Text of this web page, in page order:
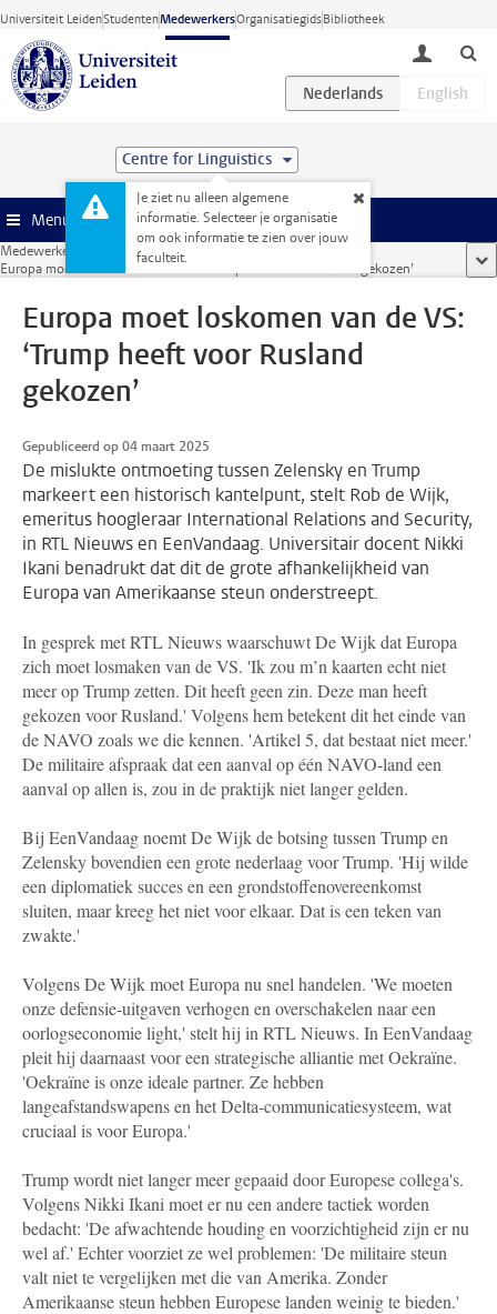
Ga direct naar de inhoud
Universiteit LeidenStudentenMedewerkersOrganisatiegidsBibliotheek
toggle
Centre for Linguistics
Je ziet nu alleen algemene
informatie. Selecteer je organisatie
om ook informatie te zien over jouw
faculteit.
Menu
Medewerkerswebsite
...
Europa moet loskomen van de VS: ‘Trump heeft voor Rusland gekozen’
Europa moet loskomen van de VS:
‘Trump heeft voor Rusland
gekozen’
Gepubliceerd op 04 maart 2025
De mislukte ontmoeting tussen Zelensky en Trump
markeert een historisch kantelpunt, stelt Rob de Wijk,
emeritus hoogleraar International Relations and Security,
in RTL Nieuws en EenVandaag. Universitair docent Nikki
Ikani benadrukt dat dit de grote afhankelijkheid van
Europa van Amerikaanse steun onderstreept.
In gesprek met RTL Nieuws waarschuwt De Wijk dat Europa
zich moet losmaken van de VS. 'Ik zou m’n kaarten echt niet
meer op Trump zetten. Dit heeft geen zin. Deze man heeft
gekozen voor Rusland.' Volgens hem betekent dit het einde van
de NAVO zoals we die kennen. 'Artikel 5, dat bestaat niet meer.'
De militaire afspraak dat een aanval op één NAVO-land een
aanval op allen is, zou in de praktijk niet langer gelden.
Bij EenVandaag noemt De Wijk de botsing tussen Trump en
Zelensky bovendien een grote nederlaag voor Trump. 'Hij wilde
een diplomatiek succes en een grondstoffenovereenkomst
sluiten, maar kreeg het niet voor elkaar. Dat is een teken van
zwakte.'
Volgens De Wijk moet Europa nu snel handelen. 'We moeten
onze defensie-uitgaven verhogen en overschakelen naar een
oorlogseconomie light,' stelt hij in RTL Nieuws. In EenVandaag
pleit hij daarnaast voor een strategische alliantie met Oekraïne.
'Oekraïne is onze ideale partner. Ze hebben
langeafstandswapens en het Delta-communicatiesysteem, wat
cruciaal is voor Europa.'
Trump wordt niet langer meer gepaaid door Europese collega's.
Volgens Nikki Ikani moet er nu een andere tactiek worden
bedacht: 'De afwachtende houding en voorzichtigheid zijn er nu
wel af.' Echter voorziet ze wel problemen: 'De militaire steun
valt niet te vergelijken met die van Amerika. Zonder
Amerikaanse steun hebben Europese landen weinig te bieden.'